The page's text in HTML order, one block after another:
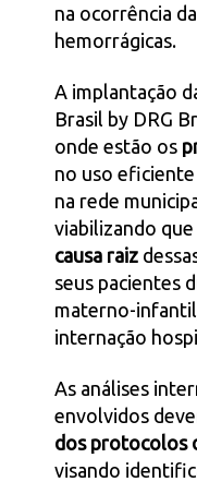
na ocorrência
hemorrágicas.
A implantação
Brasil by DRG
onde estão os
no uso
na rede
viabilizando que
causa raiz
seus pacientes
materno-
internação
As análises
envolvidos
dos protocolos
visando